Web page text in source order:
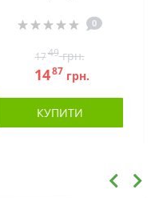
0
1749грн.
1487 грн.
КУПИТИ